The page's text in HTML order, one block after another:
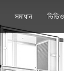
সমাধান ভিডিও